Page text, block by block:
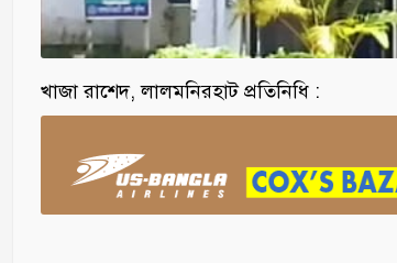
‎খাজা রাশেদ, লালমনিরহাট প্রতিনিধি :